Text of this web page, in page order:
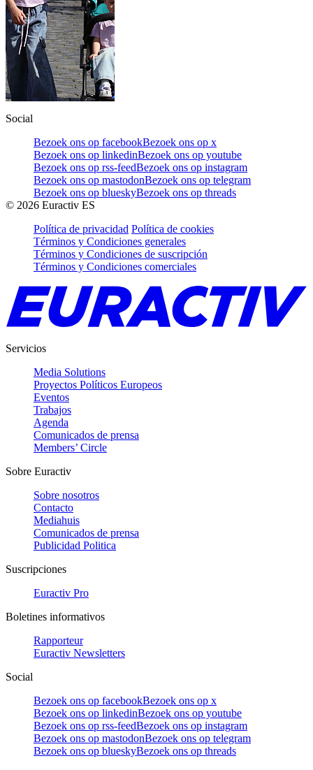
Social
Bezoek ons op facebookBezoek ons op x
Bezoek ons op linkedinBezoek ons op youtube
Bezoek ons op rss-feedBezoek ons op instagram
Bezoek ons op mastodonBezoek ons op telegram
Bezoek ons op blueskyBezoek ons op threads
© 2026 Euractiv ES
Política de privacidad Política de cookies
Términos y Condiciones generales
Términos y Condiciones de suscripción
Términos y Condiciones comerciales
Servicios
Media Solutions
Proyectos Políticos Europeos
Eventos
Trabajos
Agenda
Comunicados de prensa
Members’ Circle
Sobre Euractiv
Sobre nosotros
Contacto
Mediahuis
Comunicados de prensa
Publicidad Politica
Suscripciones
Euractiv Pro
Boletines informativos
Rapporteur
Euractiv Newsletters
Social
Bezoek ons op facebookBezoek ons op x
Bezoek ons op linkedinBezoek ons op youtube
Bezoek ons op rss-feedBezoek ons op instagram
Bezoek ons op mastodonBezoek ons op telegram
Bezoek ons op blueskyBezoek ons op threads